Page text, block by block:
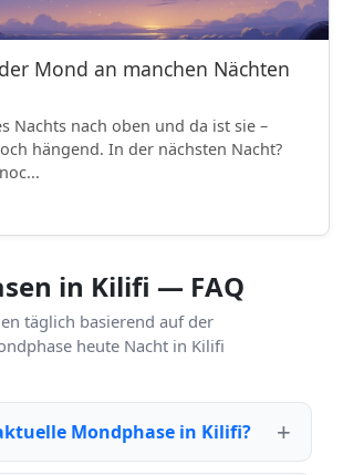
Mond an manchen Nächten
Nachts nach oben und da ist sie –
hängend. In der nächsten Nacht?
in Kilifi — FAQ
täglich basierend auf der
heute Nacht in Kilifi
Mondphase in Kilifi?